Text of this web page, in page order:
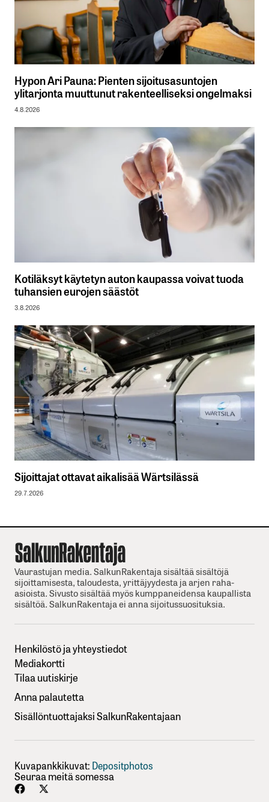
Hypon Ari Pauna: Pienten sijoitusasuntojen
ylitarjonta muuttunut rakenteelliseksi ongelmaksi
4.8.2026
Kotiläksyt käytetyn auton kaupassa voivat tuoda
tuhansien eurojen säästöt
3.8.2026
Sijoittajat ottavat aikalisää Wärtsilässä
29.7.2026
Vaurastujan media. SalkunRakentaja sisältää sisältöjä
sijoittamisesta, taloudesta, yrittäjyydesta ja arjen raha-
asioista. Sivusto sisältää myös kumppaneidensa kaupallista
sisältöä. SalkunRakentaja ei anna sijoitussuosituksia.
Henkilöstö ja yhteystiedot
Mediakortti
Tilaa uutiskirje
Anna palautetta
Sisällöntuottajaksi SalkunRakentajaan
Kuvapankkikuvat: Depositphotos
Seuraa meitä somessa